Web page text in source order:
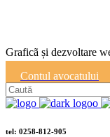
Graficã și dezvoltare
Contul avocatului
tel: 0258-812-905